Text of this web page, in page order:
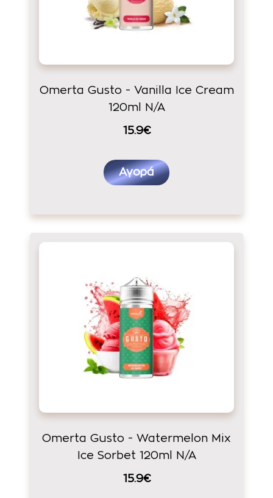
Omerta Gusto - Vanilla Ice Cream
120ml N/A
15.9€
Αγορά
Omerta Gusto - Watermelon Mix
Ice Sorbet 120ml N/A
15.9€